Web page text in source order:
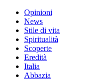
Opinioni
News
Stile di vita
Spiritualità
Scoperte
Eredità
Italia
Abbazia